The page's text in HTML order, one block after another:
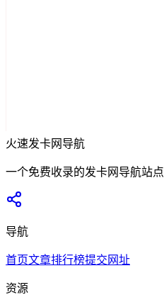
火速发卡网导航
一个免费收录的发卡网导航站点
导航
首页文章排行榜提交网址
资源